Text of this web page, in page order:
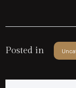
Posted in